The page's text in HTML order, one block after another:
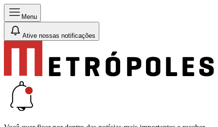
Menu
Ative nossas notificações